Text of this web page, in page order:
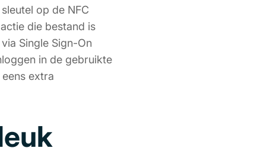
op de NFC
die bestand is
Single Sign-On
in de gebruikte
extra